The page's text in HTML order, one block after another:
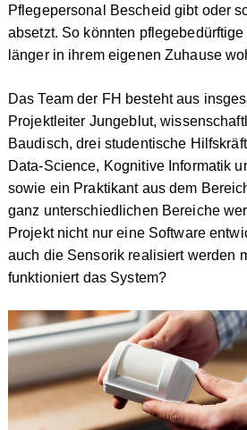
Pflegepersonal Bescheid gibt oder
absetzt. So könnten
länger in ihrem eigenen Zuhause
Das Team der FH besteht aus
Projektleiter Jungeblut,
Baudisch, drei studentische
Data-Science, Kognitive Informatik
sowie ein Praktikant aus dem
ganz unterschiedlichen Bereiche
Projekt nicht nur eine Software
auch die Sensorik realisiert werden
funktioniert das System?